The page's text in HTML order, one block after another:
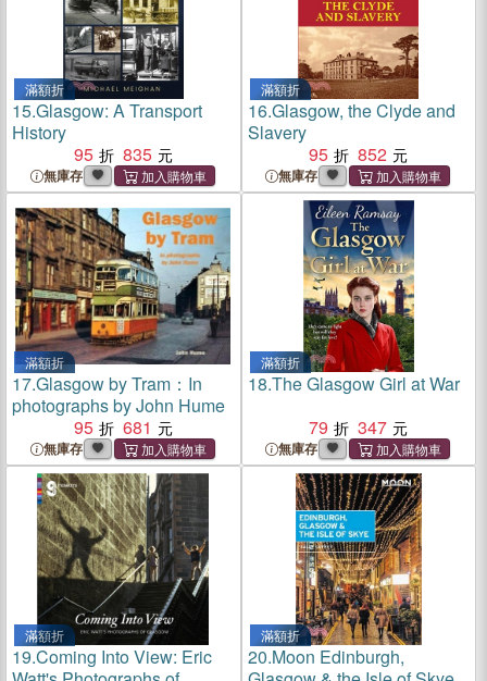
滿額折
15.Glasgow: A Transport
History
95
835
無庫存
滿額折
16.Glasgow, the Clyde and
Slavery
95
852
無庫存
滿額折
17.Glasgow by Tram：In
photographs by John Hume
95
681
無庫存
滿額折
18.The Glasgow Girl at War
79
347
無庫存
滿額折
19.Coming Into View: Eric
滿額折
20.Moon Edinburgh,